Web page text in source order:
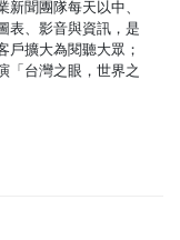
聞團隊每天以中、
表、影音與資訊，是
戶擴大為閱聽大眾；
「台灣之眼，世界之